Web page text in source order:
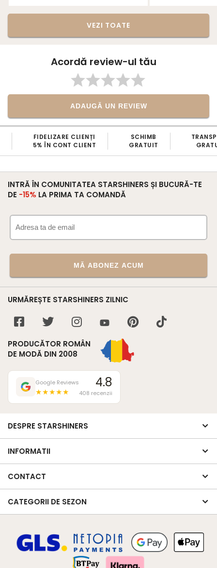
VEZI TOATE
Acordă review-ul tău
ADAUGĂ UN REVIEW
FIDELIZARE CLIENȚI
5% ÎN CONT CLIENT
SCHIMB
GRATUIT
INTRĂ ÎN COMUNITATEA STARSHINERS ȘI BUCURĂ-TE
DE -15% LA PRIMA TA COMANDĂ
MĂ ABONEZ ACUM
URMĂREȘTE STARSHINERS ZILNIC
PRODUCĂTOR ROMÂN
DE MODĂ DIN 2008
Google Reviews
★★★★★
4.8
408 recenzii
DESPRE STARSHINERS
INFORMATII
CONTACT
CATEGORII DE SEZON